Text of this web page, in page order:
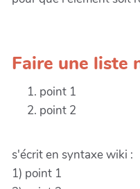
Faire une liste
point 1
point 2
s'écrit en syntaxe wiki :
1) point 1